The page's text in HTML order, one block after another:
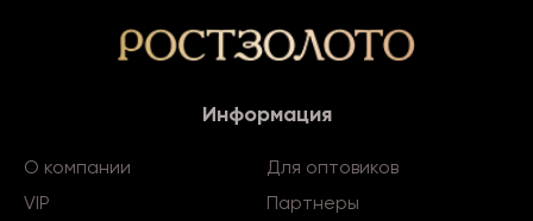
Информация
О компании
Для оптовиков
VIP
Партнеры